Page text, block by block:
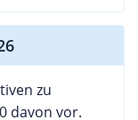
zu
davon vor.